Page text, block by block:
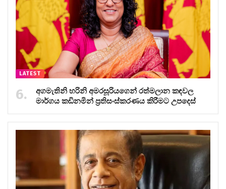
LATEST
අගමැතිනි හරිනි අමරසූරියගෙන් රත්මලාන කඳවල
මාර්ගය කඩිනමින් ප්‍රතිසංස්කරණය කිරීමට උපදෙස්